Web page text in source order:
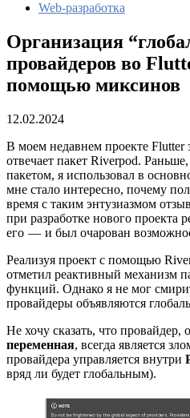
Web-разработка
Организация
провайдеров во
помощью миксинов
12.02.2024
В моем недавнем проекте Flutter
отвечает пакет Riverpod.
пакетом, я использовал в
мне стало интересно, почему
время с таким энтузиазмом
при разработке нового проекта
его — и был очарован
Реализуя проект с помощью
отметил реактивный механизм
функций. Однако я не мог
провайдеры объявляются
Не хочу сказать, что провайдер,
переменная, всегда является
провайдера управляется внутри
вряд ли будет глобальным).